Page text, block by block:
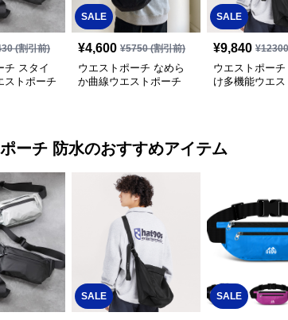
(割引前)
チ スタイ
ストポーチ
SALE
¥4,600 ¥5750(割引前)
ウエストポーチ なめら
か曲線ウエストポーチ
SALE
¥9,840 ¥12300
ウエストポー
け多機能ウエ
ーチ 防水のおすすめアイテム
SALE SALE